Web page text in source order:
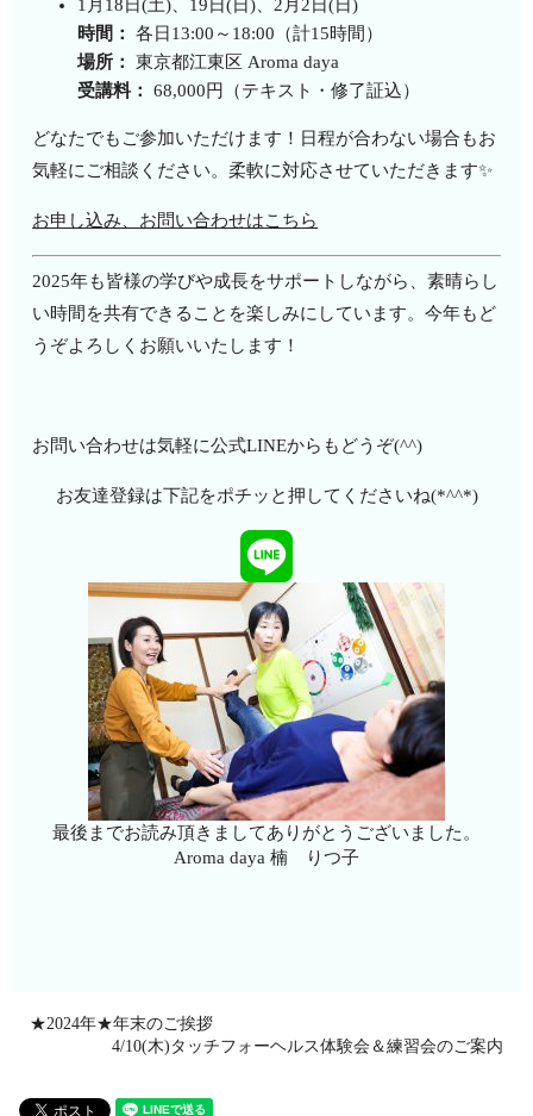
1月18日(土)、19日(日)、2月2日(日)
時間：
各日13:00～18:00（計15時間）
場所：
東京都江東区 Aroma daya
受講料：
68,000円（テキスト・修了証込）
どなたでもご参加いただけます！日程が合わない場合もお
気軽にご相談ください。柔軟に対応させていただきます✨
お申し込み、お問い合わせはこちら
2025年も皆様の学びや成長をサポートしながら、素晴らし
い時間を共有できることを楽しみにしています。今年もど
うぞよろしくお願いいたします！
お問い合わせは気軽に公式LINEからもどうぞ(^^)
お友達登録は下記をポチッと押してくださいね(*^^*)
最後までお読み頂きましてありがとうございました。
Aroma daya 楠 りつ子
★2024年★年末のご挨拶
4/10(木)タッチフォーヘルス体験会＆練習会のご案内